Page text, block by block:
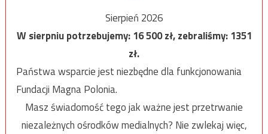
Sierpień 2026
W sierpniu potrzebujemy:16 500zł, zebraliśmy:1351
zł.
Państwa wsparcie jest niezbędne dla funkcjonowania
Fundacji Magna Polonia.
Masz świadomość tego jak ważne jest przetrwanie
niezależnych ośrodków medialnych? Nie zwlekaj więc,